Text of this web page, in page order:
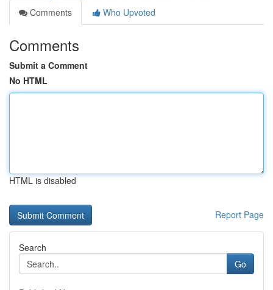
Comments
Who Upvoted
Comments
Submit a Comment
No HTML
HTML is disabled
Report Page
Search
Go